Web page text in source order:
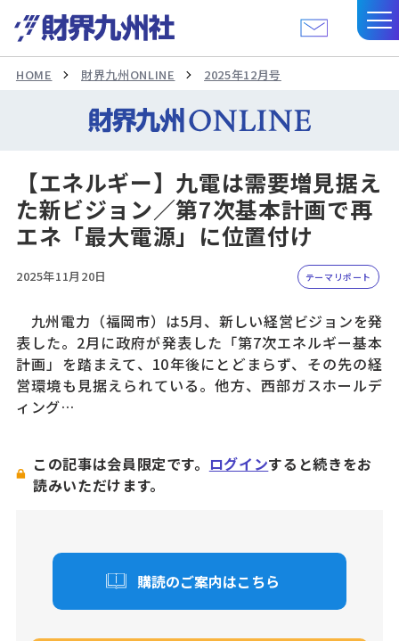
HOME 財界九州ONLINE 2025年12月号
【エネルギー】九電は需要増見据え
た新ビジョン／第7次基本計画で再
エネ「最大電源」に位置付け
2025年11月20日 テーマリポート
九州電力（福岡市）は5月、新しい経営ビジョンを発
表した。2月に政府が発表した「第7次エネルギー基本
計画」を踏まえて、10年後にとどまらず、その先の経
営環境も見据えられている。他方、西部ガスホールデ
ィング…
この記事は会員限定です。 ログインすると続きをお
読みいただけます。
購読のご案内はこちら